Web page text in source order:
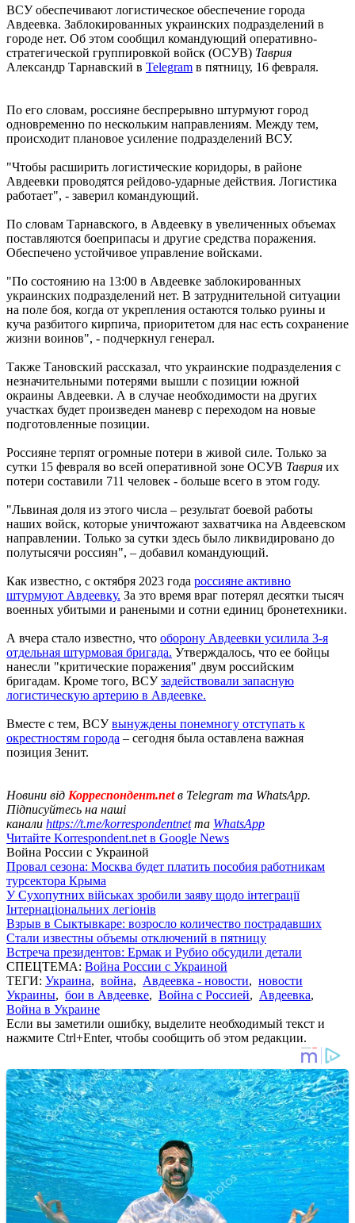
ВСУ обеспечивают логистическое обеспечение города
Авдеевка. Заблокированных украинских подразделений в
городе нет. Об этом сообщил командующий оперативно-
стратегической группировкой войск (ОСУВ) Таврия
Александр Тарнавский в Telegram в пятницу, 16 февраля.
По его словам, россияне беспрерывно штурмуют город
одновременно по нескольким направлениям. Между тем,
происходит плановое усиление подразделений ВСУ.
"Чтобы расширить логистические коридоры, в районе
Авдеевки проводятся рейдово-ударные действия. Логистика
работает", - заверил командующий.
По словам Тарнавского, в Авдеевку в увеличенных объемах
поставляются боеприпасы и другие средства поражения.
Обеспечено устойчивое управление войсками.
"По состоянию на 13:00 в Авдеевке заблокированных
украинских подразделений нет. В затруднительной ситуации
на поле боя, когда от укрепления остаются только руины и
куча разбитого кирпича, приоритетом для нас есть сохранение
жизни воинов", - подчеркнул генерал.
Также Тановский рассказал, что украинские подразделения с
незначительными потерями вышли с позиции южной
окраины Авдеевки. А в случае необходимости на других
участках будет произведен маневр с переходом на новые
подготовленные позиции.
Россияне терпят огромные потери в живой силе. Только за
сутки 15 февраля во всей оперативной зоне ОСУВ Таврия их
потери составили 711 человек - больше всего в этом году.
"Львиная доля из этого числа – результат боевой работы
наших войск, которые уничтожают захватчика на Авдеевском
направлении. Только за сутки здесь было ликвидировано до
полутысячи россиян", – добавил командующий.
Как известно, с октября 2023 года россияне активно
штурмуют Авдеевку. За это время враг потерял десятки тысяч
военных убитыми и ранеными и сотни единиц бронетехники.
А вчера стало известно, что оборону Авдеевки усилила 3-я
отдельная штурмовая бригада. Утверждалось, что ее бойцы
нанесли "критические поражения" двум российским
бригадам. Кроме того, ВСУзадействовали запасную
логистическую артерию в Авдеевке.
Вместе с тем, ВСУвынуждены понемногу отступать к
окрестностям города – сегодня была оставлена важная
позиция Зенит.
Новини від Корреспондент.netв Telegram та WhatsApp.
Підписуйтесь на наші
канали https://t.me/korrespondentnetта WhatsApp
Читайте Korrespondent.net в Google News
Война России с Украиной
Провал сезона: Москва будет платить пособия работникам
турсектора Крыма
У Сухопутних військах зробили заяву щодо інтеграції
Інтернаціональних легіонів
Взрыв в Сыктывкаре: возросло количество пострадавших
Стали известны объемы отключений в пятницу
Встреча президентов: Ермак и Рубио обсудили детали
СПЕЦТЕМА: Война России с Украиной
ТЕГИ: Украина, война, Авдеевка - новости, новости
Украины, бои в Авдеевке, Война с Россией, Авдеевка,
Война в Украине
Если вы заметили ошибку, выделите необходимый текст и
нажмите Ctrl+Enter, чтобы сообщить об этом редакции.